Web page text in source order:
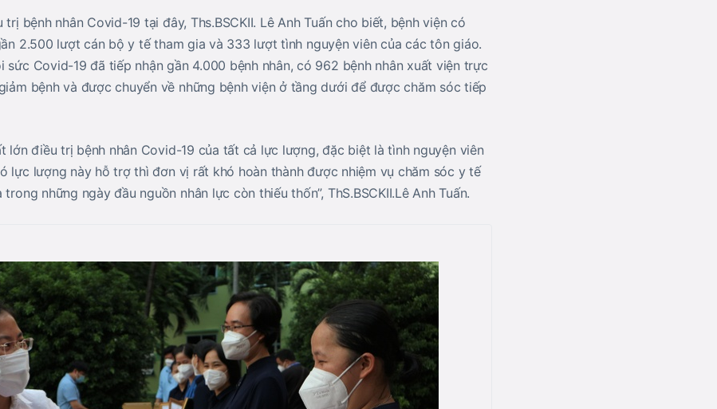
bệnh nhân Covid-19 tại đây, Ths.BSCKII. Lê Anh Tuấn cho biết, bệnh viện có
2.500 lượt cán bộ y tế tham gia và 333 lượt tình nguyện viên của các tôn giáo.
sức Covid-19 đã tiếp nhận gần 4.000 bệnh nhân, có 962 bệnh nhân xuất viện trực
bệnh và được chuyển về những bệnh viện ở tầng dưới để được chăm sóc tiếp
lớn điều trị bệnh nhân Covid-19 của tất cả lực lượng, đặc biệt là tình nguyện viên
lực lượng này hỗ trợ thì đơn vị rất khó hoàn thành được nhiệm vụ chăm sóc y tế
những ngày đầu nguồn nhân lực còn thiếu thốn”, ThS.BSCKII.Lê Anh Tuấn.